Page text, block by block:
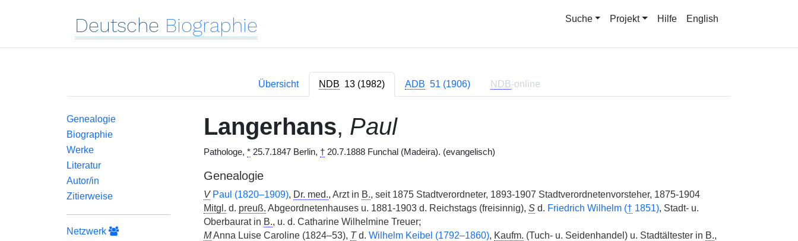
Deutsche Biographie Suche Projekt Hilfe English
Übersicht NDB 13 (1982) ADB 51 (1906) NDB-online
Genealogie
Biographie
Werke
Literatur
Autor/in
Zitierweise
Netzwerk
Langerhans, Paul
Pathologe, *25.7.1847 Berlin, †20.7.1888 Funchal (Madeira). (evangelisch)
Genealogie
V Paul (1820–1909), Dr. med., Arzt in B., seit 1875 Stadtverordneter, 1893-1907 Stadtverordnetenvorsteher, 1875-1904
Mitgl. d. preuß. Abgeordnetenhauses u. 1881-1903 d. Reichstags (freisinnig), Sd. Friedrich Wilhelm († 1851), Stadt- u.
Oberbaurat in B., u. d. Catharine Wilhelmine Treuer;
MAnna Luise Caroline (1824–53), Td. Wilhelm Keibel (1792–1860), Kaufm. (Tuch- u. Seidenhandel) u. Stadtältester in B.,